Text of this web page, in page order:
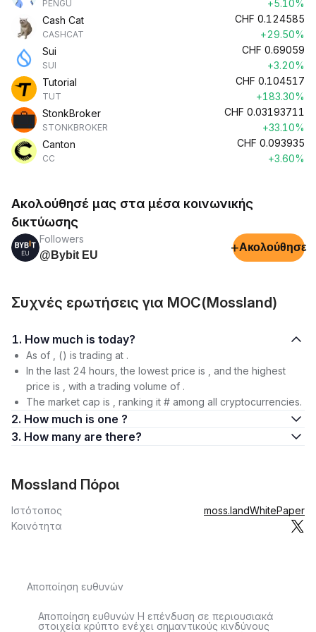
PENGU
+5.10%
Cash Cat
CASHCAT
CHF 0.124585
+29.50%
Sui
SUI
CHF 0.69059
+3.20%
Tutorial
TUT
CHF 0.104517
+183.30%
StonkBroker
STONKBROKER
CHF 0.03193711
+33.10%
Canton
CC
CHF 0.093935
+3.60%
Ακολούθησέ μας στα μέσα κοινωνικής
δικτύωσης
Followers
@Bybit EU
+Ακολούθησε
Συχνές ερωτήσεις για MOC(Mossland)
1. How much is today?
As of , () is trading at .
In the last 24 hours, the lowest price is , and the highest
price is , with a trading volume of .
The market cap is , ranking it # among all cryptocurrencies.
2. How much is one ?
3. How many are there?
Mossland Πόροι
Ιστότοπος moss.landWhitePaper
Κοινότητα
Αποποίηση ευθυνών
Αποποίηση ευθυνών Η επένδυση σε περιουσιακά
στοιχεία κρύπτο ενέχει σημαντικούς κινδύνους